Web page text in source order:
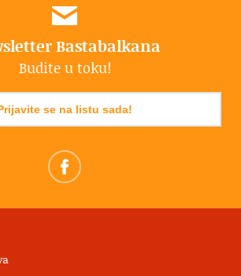
Bastabalkana
Budite u toku!
se na listu sada!